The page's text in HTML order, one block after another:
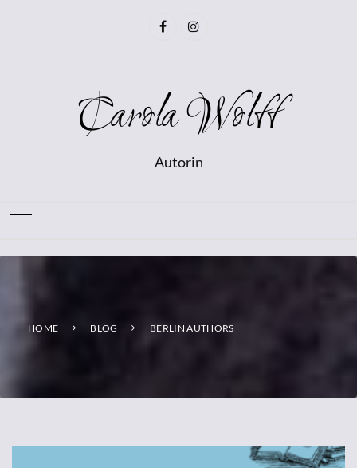
Carola Wolff
Autorin
HOME BLOG BERLIN AUTHORS